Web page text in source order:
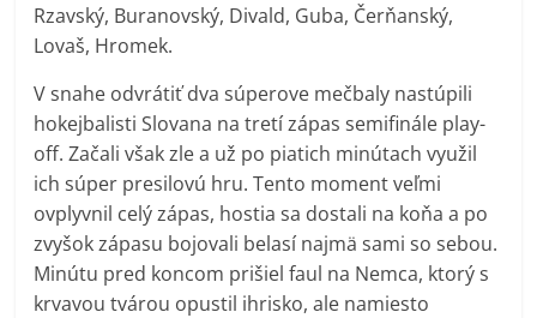
Rzavský, Buranovský, Divald, Guba, Čerňanský,
Lovaš, Hromek.
V snahe odvrátiť dva súperove mečbaly nastúpili
hokejbalisti Slovana na tretí zápas semifinále play-
off. Začali však zle a už po piatich minútach využil
ich súper presilovú hru. Tento moment veľmi
ovplyvnil celý zápas, hostia sa dostali na koňa a po
zvyšok zápasu bojovali belasí najmä sami so sebou.
Minútu pred koncom prišiel faul na Nemca, ktorý s
krvavou tvárou opustil ihrisko, ale namiesto